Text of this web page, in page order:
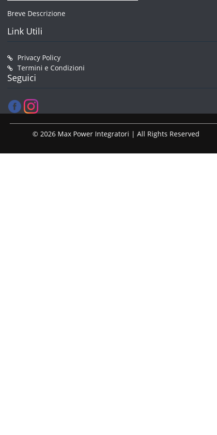
Breve Descrizione
Link Utili
Privacy Policy
Termini e Condizioni
Seguici
© 2026 Max Power Integratori | All Rights Reserved